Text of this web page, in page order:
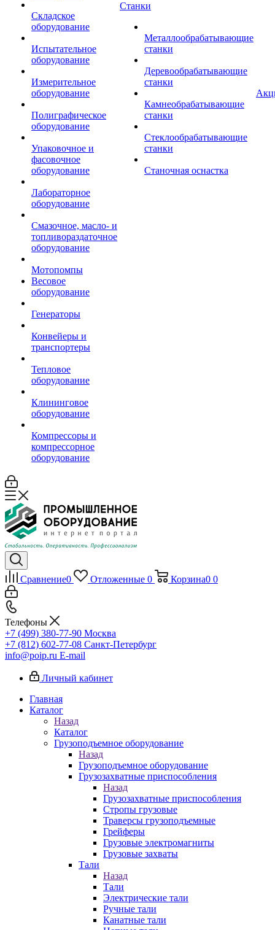
Складское
оборудование
Испытательное
оборудование
Измерительное
оборудование
Полиграфическое
оборудование
Упаковочное и
фасовочное
оборудование
Лабораторное
оборудование
Смазочное, масло- и
топливораздаточное
оборудование
Мотопомпы
Весовое
оборудование
Генераторы
Конвейеры и
транспортеры
Тепловое
оборудование
Клининговое
оборудование
Компрессоры и
компрессорное
оборудование
Станки
Металлообрабатывающие
станки
Деревообрабатывающие
станки
Камнеобрабатывающие
станки
Стеклообрабатывающие
станки
Станочная оснастка
Сравнение0 Отложенные 0 Корзина0 0
Телефоны
+7 (499) 380-77-90 Москва
+7 (812) 602-77-08 Санкт-Петербург
info@poip.ru E-mail
Личный кабинет
Главная
Каталог
Назад
Каталог
Грузоподъемное оборудование
Назад
Грузоподъемное оборудование
Грузозахватные приспособления
Назад
Грузозахватные приспособления
Стропы грузовые
Траверсы грузоподъемные
Грейферы
Грузовые электромагниты
Грузовые захваты
Тали
Назад
Тали
Электрические тали
Ручные тали
Канатные тали